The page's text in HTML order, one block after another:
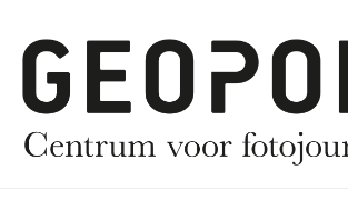
naar
hoofdnavigatie
naar
hoofd
inhoud
naar
eerste
sidebar